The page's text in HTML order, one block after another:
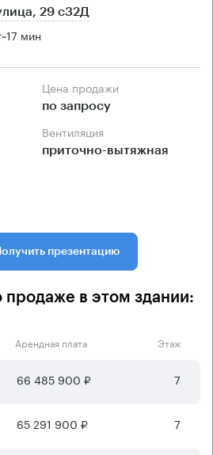
29 с32Д
~17 мин
Цена продажи
по запросу
Вентиляция
приточно-вытяжная
Получить презентацию
продаже в этом здании:
Арендная плата Этаж
66 485 900 ₽ 7
65 291 900 ₽ 7